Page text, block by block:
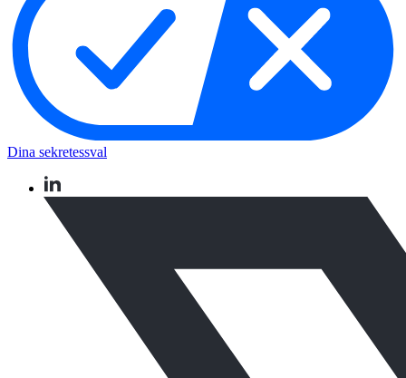
Dina sekretessval